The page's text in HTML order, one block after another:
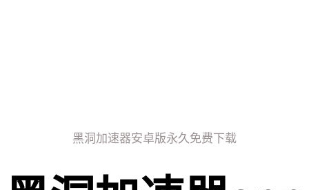
黑洞加速器安卓版永久免费下载